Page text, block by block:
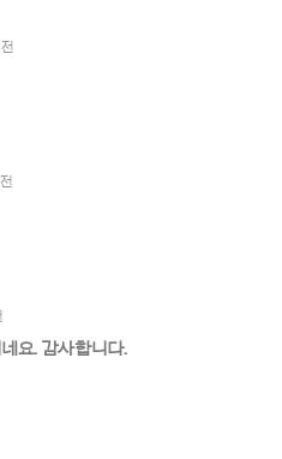
요. 감사합니다.